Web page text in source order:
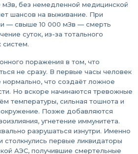
без немедленной медицинской
шансов на выживание. При
— свыше 10 000 мЗв — смерть
суток, из-за тотального
систем.
поражения в том, что
не сразу. В первые часы человек
нормально, что создаёт ложное
Но вскоре начинаются тревожные
температуры, сильная тошнота и
Позже добавляются
угнетение иммунитета.
разрушаться изнутри. Именно
столкнулись первые ликвидаторы
АЭС, получившие смертельные